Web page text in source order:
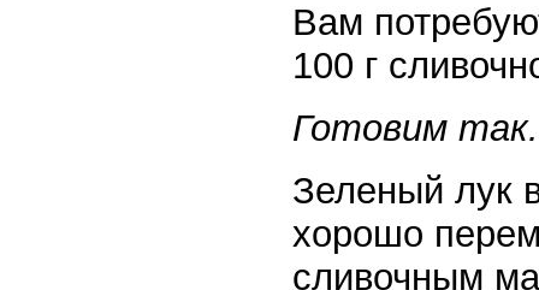
Вам
100 г
Готовим так.
Зеленый лук
хорошо
сливочным